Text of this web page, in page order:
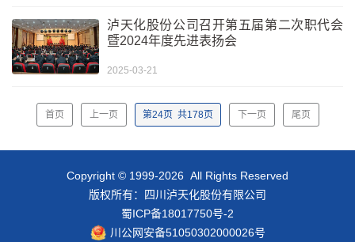
泸天化股份公司召开第五届第二次职代会
暨2024年度先进表扬会
2025-03-21
首页 上一页 第24页 共178页 下一页 尾页
Copyright © 1999-2026 All Rights Reserved
版权所有：四川泸天化股份有限公司
蜀ICP备18017750号-2
川公网安备51050302000026号